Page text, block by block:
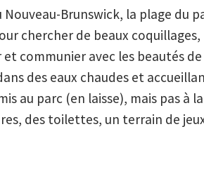
Nouveau-Brunswick, la plage du
chercher de beaux coquillages,
communier avec les beautés
des eaux chaudes et
au parc (en laisse), mais pas à la
des toilettes, un terrain de